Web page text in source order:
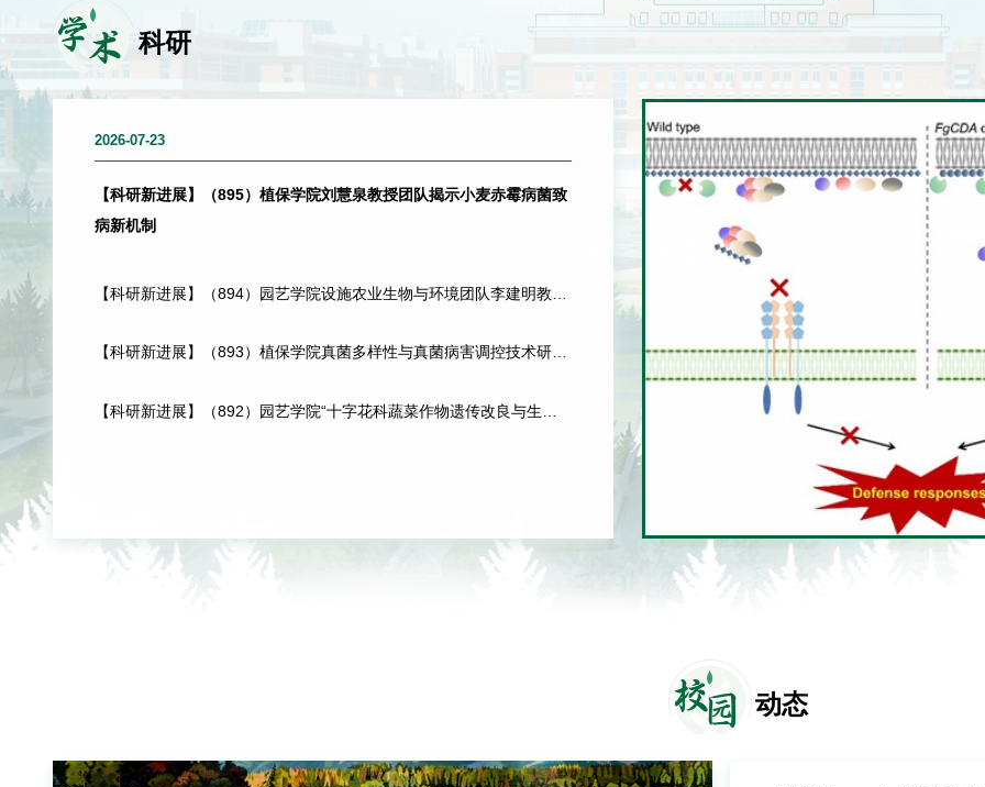
学术 科研
2026-07-23
【科研新进展】（895）植保学院刘慧泉教授团队揭示小麦赤霉病菌致
病新机制
【科研新进展】（894）园艺学院设施农业生物与环境团队李建明教授
【科研新进展】（893）植保学院真菌多样性与真菌病害调控技术研发
【科研新进展】（892）园艺学院“十字花科蔬菜作物遗传改良与生物
校园 动态